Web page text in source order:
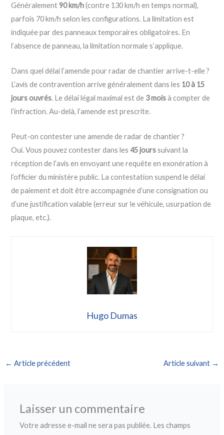
Généralement90 km/h(contre 130 km/h en temps normal),
parfois 70 km/h selon les configurations. La limitation est
indiquée par des panneaux temporaires obligatoires. En
l’absence de panneau, la limitation normale s’applique.
Dans quel délai l’amende pour radar de chantier arrive-t-elle ?
L’avis de contravention arrive généralement dans les 10 à 15
jours ouvrés. Le délai légal maximal est de 3 moisà compter de
l’infraction. Au-delà, l’amende est prescrite.
Peut-on contester une amende de radar de chantier ?
Oui. Vous pouvez contester dans les45 jourssuivant la
réception de l’avis en envoyant une requête en exonération à
l’officier du ministère public. La contestation suspend le délai
de paiement et doit être accompagnée d’une consignation ou
d’une justification valable (erreur sur le véhicule, usurpation de
plaque, etc.).
Hugo Dumas
← Article précédent Article suivant →
Laisser un commentaire
Votre adresse e-mail ne sera pas publiée. Les champs